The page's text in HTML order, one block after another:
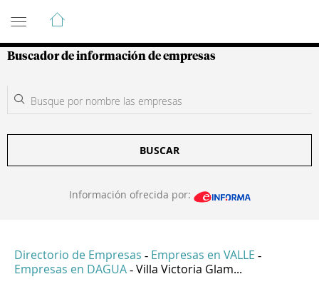
Guía de Empresas Colombianas
Buscador de información de empresas
BUSCAR
Información ofrecida por:
Directorio de Empresas - Empresas en VALLE -
Empresas en DAGUA - Villa Victoria Glam...